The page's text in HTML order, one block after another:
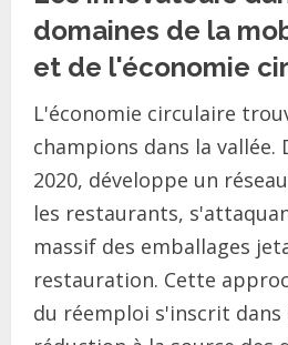
domaines de la
et de l'économie
L'économie circulaire
champions dans la vallée.
2020, développe un
les restaurants,
massif des emballages
restauration. Cette
du réemploi s'inscrit dans